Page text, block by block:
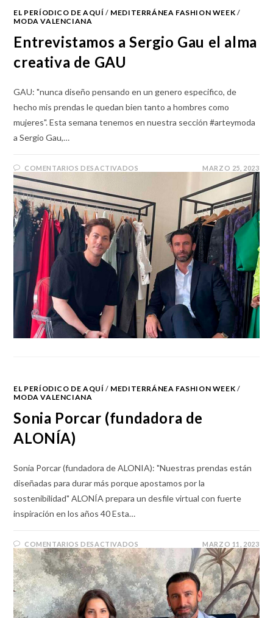
EL PERÍODICO DE AQUÍ / MEDITERRÁNEA FASHION WEEK /
MODA VALENCIANA
Entrevistamos a Sergio Gau el alma
creativa de GAU
GAU: "nunca diseño pensando en un genero especifico, de
hecho mis prendas le quedan bien tanto a hombres como
mujeres". Esta semana tenemos en nuestra sección #arteymoda
a Sergio Gau,…
COMENTARIOS DESACTIVADOS MARZO 25, 2023
EL PERÍODICO DE AQUÍ / MEDITERRÁNEA FASHION WEEK /
MODA VALENCIANA
Sonia Porcar (fundadora de
ALONÍA)
Sonia Porcar (fundadora de ALONIA): "Nuestras prendas están
diseñadas para durar más porque apostamos por la
sostenibilidad" ALONÍA prepara un desfile virtual con fuerte
inspiración en los años 40 Esta…
COMENTARIOS DESACTIVADOS MARZO 11, 2023